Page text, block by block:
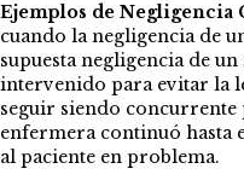
Ejemplos de Negligencia
cuando la negligencia de
supuesta negligencia de
intervenido para evitar la
seguir siendo concurrente
enfermera continuó hasta
al paciente en problema.